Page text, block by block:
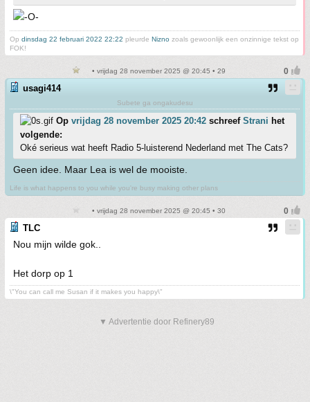
Op dinsdag 22 februari 2022 22:22 pleurde Nizno zoals gewoonlijk een onzinnige tekst op
FOK!
• vrijdag 28 november 2025 @ 20:45 • 29
usagi414
Subete ga ongakudesu
Op vrijdag 28 november 2025 20:42 schreef Strani het
volgende:
Oké serieus wat heeft Radio 5-luisterend Nederland met The Cats?
Geen idee. Maar Lea is wel de mooiste.
Life is what happens to you while you're busy making other plans
• vrijdag 28 november 2025 @ 20:45 • 30
TLC
Nou mijn wilde gok..
Het dorp op 1
\"You can call me Susan if it makes you happy\"
▼ Advertentie door Refinery89